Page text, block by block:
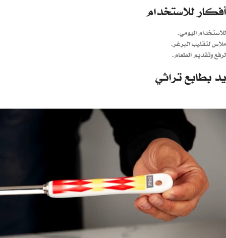
أفكار للاستخدام
للاستخدام اليومي.
ملاس لتقليب البرغر.
لرفع وتقديم الطعام.
يد بطابع تراثي